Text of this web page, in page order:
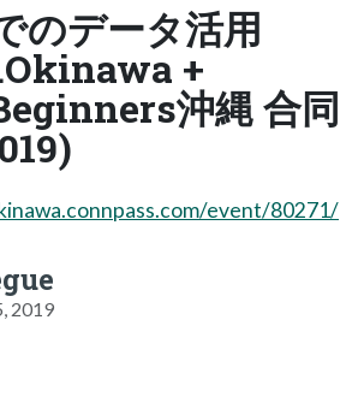
のデータ活用
+
沖縄 合同
event/80271/
2019